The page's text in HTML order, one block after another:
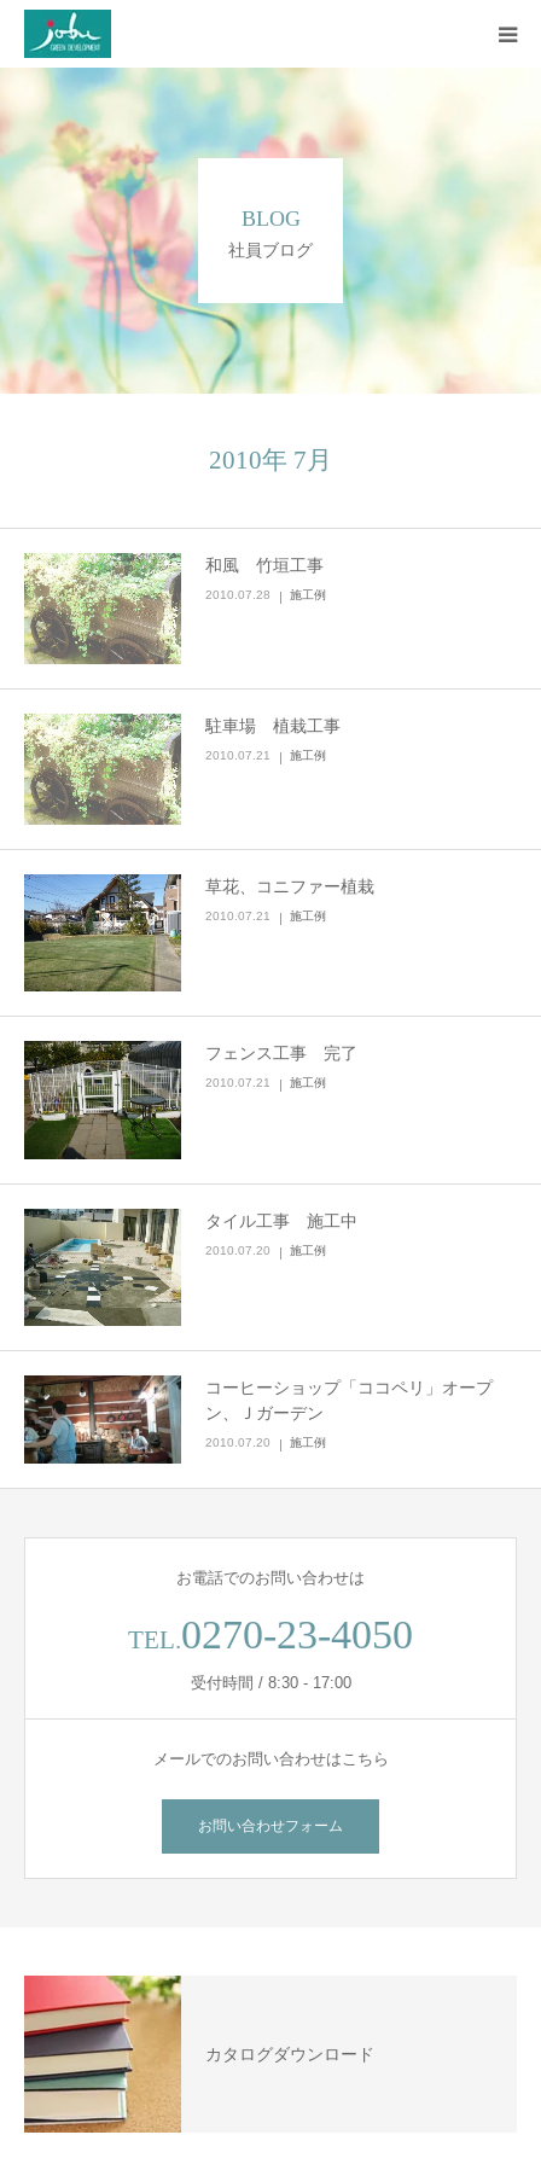
BLOG
社員ブログ
2010年 7月
和風 竹垣工事
2010.07.28 施工例
駐車場 植栽工事
2010.07.21 施工例
草花、コニファー植栽
2010.07.21 施工例
フェンス工事 完了
2010.07.21 施工例
タイル工事 施工中
2010.07.20 施工例
コーヒーショップ「ココペリ」オープ
ン、Ｊガーデン
2010.07.20 施工例
お電話でのお問い合わせは
TEL.0270-23-4050
受付時間 / 8:30 - 17:00
メールでのお問い合わせはこちら
お問い合わせフォーム
カタログダウンロード
COMPANY
WORKS
CONSTRUCTION
Q&A